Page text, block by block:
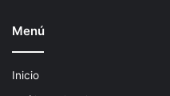
Menú
Inicio